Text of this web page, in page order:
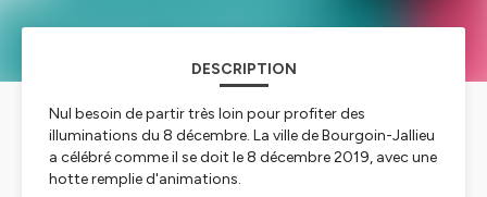
DESCRIPTION
Nul besoin de partir très loin pour profiter des
illuminations du 8 décembre. La ville de Bourgoin-Jallieu
a célébré comme il se doit le 8 décembre 2019, avec une
hotte remplie d'animations.